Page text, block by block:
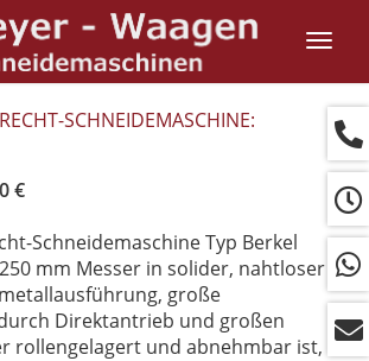
SCHNEIDEMASCHINE:
€
Schneidemaschine Typ Berkel
mm Messer in solider, nahtloser
große
Direktantrieb und großen
rollengelagert und abnehmbar ist,